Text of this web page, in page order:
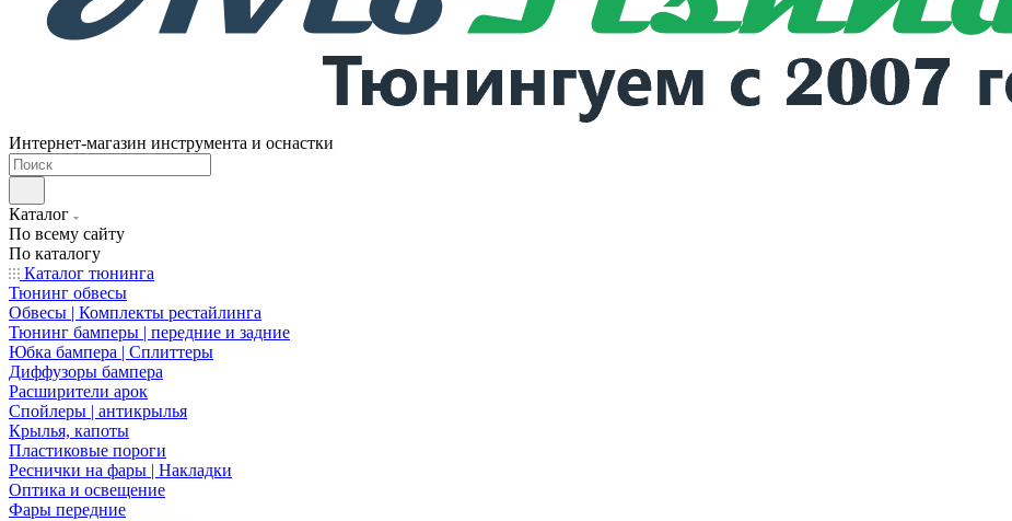
Интернет-магазин инструмента и оснастки
Каталог
По всему сайту
По каталогу
Каталог тюнинга
Тюнинг обвесы
Обвесы | Комплекты рестайлинга
Тюнинг бамперы | передние и задние
Юбка бампера | Сплиттеры
Диффузоры бампера
Расширители арок
Спойлеры | антикрылья
Крылья, капоты
Пластиковые пороги
Реснички на фары | Накладки
Оптика и освещение
Фары передние